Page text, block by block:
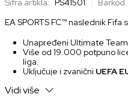
Šifra artikla: PS41501 Barkod:
EA SPORTS FC™ naslednik Fifa
Unapređeni Ultimate
Više od 19.000 potpuno
liga.
Uključuje i zvanični UEFA
Vidi više